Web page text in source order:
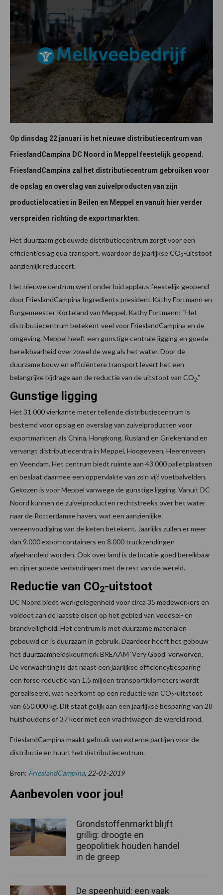
Op dinsdag 22 januari is het nieuwe distributiecentrum van
FrieslandCampina DC Noord in Meppel feestelijk geopend.
FrieslandCampina zal het distributiecentrum gebruiken voor
de opslag en overslag van zuivelproducten van zijn
productielocaties in Beilen en Meppel en vanuit hier verder
verspreiden richting de exportmarkten.
Het duurzaam gebouwde distributiecentrum zorgt voor een
efficiëntieslag qua transport, waardoor de jaarlijkse CO2-uitstoot
aanzienlijk reduceert.
Het nieuwe centrum werd onder luid applaus feestelijk geopend
door FrieslandCampina Ingredients president Kathy Fortmann en
Burgemeester Korteland van Meppel. Kathy Fortmann: “Het
distributiecentrum betekent veel voor FrieslandCampina en de
omgeving. Meppel heeft een gunstige centrale ligging en goede
bereikbaarheid over zowel de weg als het water. Door de
duurzame bouw en efficiëntere transport levert het een
belangrijke bijdrage aan de reductie van de uitstoot van CO2.”
Gunstige ligging
Het 31.000 vierkante meter tellende distributiecentrum is
bestemd voor opslag en overslag van zuivelproducten voor
exportmarkten als China, Hongkong, Rusland en Griekenland en
vervangt distributiecentra in Meppel, Hoogeveen, Heerenveen
en Veendam. Het centrum biedt ruimte aan 43.000 palletplaatsen
en beslaat daarmee een oppervlakte van zo’n vijf voetbalvelden.
Gekozen is voor Meppel vanwege de gunstige ligging. Vanuit DC
Noord kunnen de zuivelproducten rechtstreeks over het water
naar de Rotterdamse haven, wat een aanzienlijke
vereenvoudiging van de keten betekent. Jaarlijks zullen er meer
dan 9.000 exportcontainers en 8.000 truckzendingen
afgehandeld worden. Ook over land is de locatie goed bereikbaar
en zijn er goede verbindingen met de rest van de wereld.
Reductie van CO2-uitstoot
DC Noord biedt werkgelegenheid voor circa 35 medewerkers en
voldoet aan de laatste eisen op het gebied van voedsel- en
brandveiligheid. Het centrum is met duurzame materialen
gebouwd en is duurzaam in gebruik. Daardoor heeft het gebouw
het duurzaamheidskeurmerk BREAAM ‘Very Good’ verworven.
De verwachting is dat naast een jaarlijkse efficiencybesparing
een forse reductie van 1,5 miljoen transportkilometers wordt
gerealiseerd, wat neerkomt op een reductie van CO2-uitstoot
van 650.000 kg. Dit staat gelijk aan een jaarlijkse besparing van 28
huishoudens of 37 keer met een vrachtwagen de wereld rond.
FrieslandCampina maakt gebruik van externe partijen voor de
distributie en huurt het distributiecentrum.
Bron: FrieslandCampina, 22-01-2019
Aanbevolen voor jou!
Grondstoffenmarkt blijft
grillig: droogte en
geopolitiek houden handel
in de greep
De speenhuid: een vaak